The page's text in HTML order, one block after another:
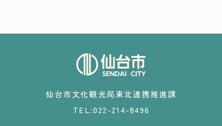
仙台市文化観光局東北連携推進課
TEL:022-214-8496